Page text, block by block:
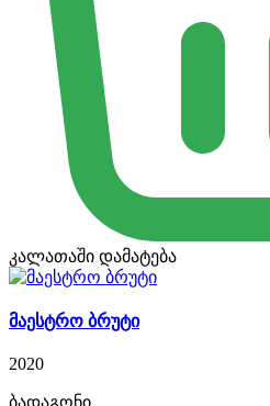
კალათაში დამატება
მაესტრო ბრუტი
2020